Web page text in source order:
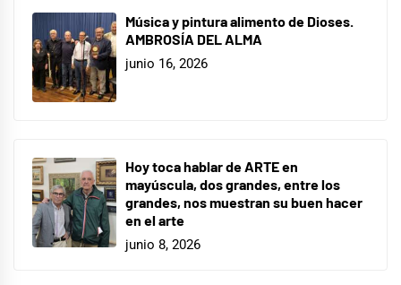
Música y pintura alimento de Dioses.
AMBROSÍA DEL ALMA
junio 16, 2026
Hoy toca hablar de ARTE en
mayúscula, dos grandes, entre los
grandes, nos muestran su buen hacer
en el arte
junio 8, 2026